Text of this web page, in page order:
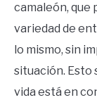
camaleón, que
variedad de
lo mismo, sin
situación. Esto
vida está en